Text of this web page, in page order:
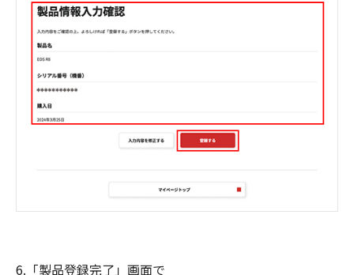
6.「製品登録完了」画面で